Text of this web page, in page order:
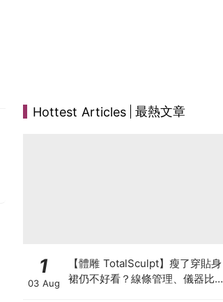
Hottest Articles 最熱文章
1
03 Aug
【體雕 TotalSculpt】瘦了穿貼身
裙仍不好看？線條管理、儀器比較